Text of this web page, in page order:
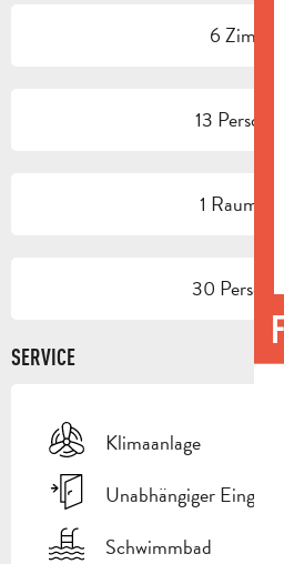
6 Zimmer
13
1 Raum/
30
SERVICE
Klimaanlage
Unabhängiger Eingang
Schwimmbad